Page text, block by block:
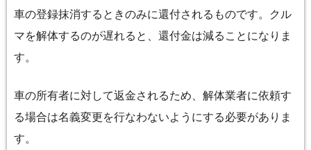
車の登録抹消するときのみに還付されるものです。クル
マを解体するのが遅れると、還付金は減ることになりま
す。
車の所有者に対して返金されるため、解体業者に依頼す
る場合は名義変更を行なわないようにする必要がありま
す。